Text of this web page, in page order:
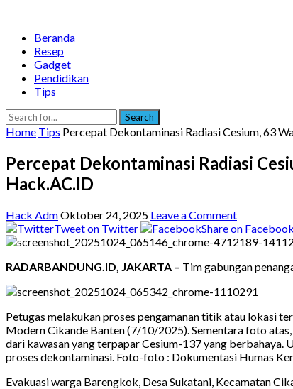
Beranda
Resep
Gadget
Pendidikan
Tips
Search
Home Tips Percepat Dekontaminasi Radiasi Cesium, 63
Percepat Dekontaminasi Radiasi
Hack.AC.ID
Hack AdmOktober 24, 2025 Leave a Comment
Tweet on Twitter
Share on Facebook
RADARBANDUNG.ID, JAKARTA – Tim gabungan
Petugas melakukan proses pengamanan titik atau lokasi
Modern Cikande Banten (7/10/2025). Sementara foto
dari kawasan yang terpapar Cesium-137 yang
proses dekontaminasi. Foto-foto : Dokumentasi Humas
Evakuasi warga Barengkok, Desa Sukatani, Kecamatan